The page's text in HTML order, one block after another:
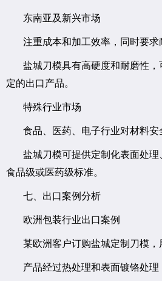
东南亚及新兴市场
注重成本和加工效率，同时要求
盐城刀模具有高硬度和耐磨性
定的出口产品。
特殊行业市场
食品、医药、电子行业对材料安
盐城刀模可提供定制化表面处
食品级或医药级标准。
七、出口案例分析
欧洲包装行业出口案例
某欧洲客户订购盐城定制刀模，
产品经过热处理和表面镀铬处理